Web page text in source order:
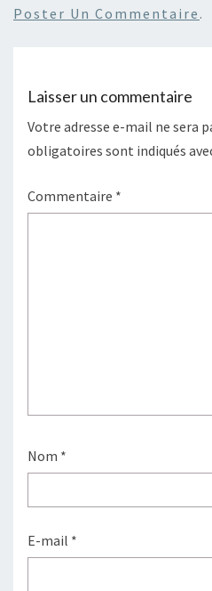
Poster Un Commentaire .
Laisser un commentaire
Votre adresse e-mail ne sera
obligatoires sont indiqués
Commentaire *
Nom *
E-mail *